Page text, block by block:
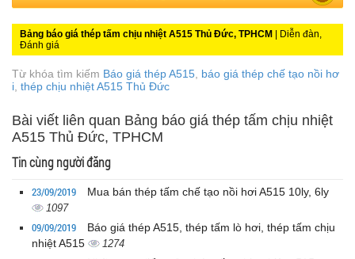
Bảng báo giá thép tấm chịu nhiệt A515 Thủ Đức, TPHCM | Diễn đàn,
Đánh giá
Từ khóa tìm kiếm Báo giá thép A515 báo giá thép chế tạo nồi hơ
i thép chịu nhiệt A515 Thủ Đức
Bài viết liên quan Bảng báo giá thép tấm chịu nhiệt
A515 Thủ Đức, TPHCM
Tin cùng người đăng
23/09/2019 Mua bán thép tấm chế tạo nồi hơi A515 10ly, 6ly
1097
09/09/2019
Báo giá thép A515, thép tấm lò hơi, thép tấm chịu
nhiệt A515
1274